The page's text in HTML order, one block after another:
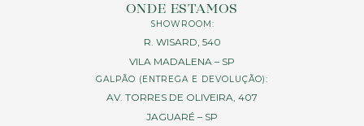
ONDE ESTAMOS
SHOWROOM:
R. WISARD, 540
VILA MADALENA – SP
GALPÃO (ENTREGA E DEVOLUÇÃO):
AV. TORRES DE OLIVEIRA, 407
JAGUARÉ – SP